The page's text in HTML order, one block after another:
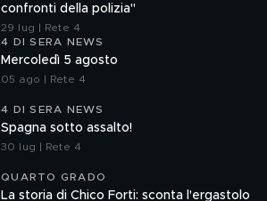
confronti della polizia"
29 lug | Rete 4
4 DI SERA NEWS
Mercoledì 5 agosto
05 ago | Rete 4
4 DI SERA NEWS
Spagna sotto assalto!
30 lug | Rete 4
QUARTO GRADO
La storia di Chico Forti: sconta l'ergastolo